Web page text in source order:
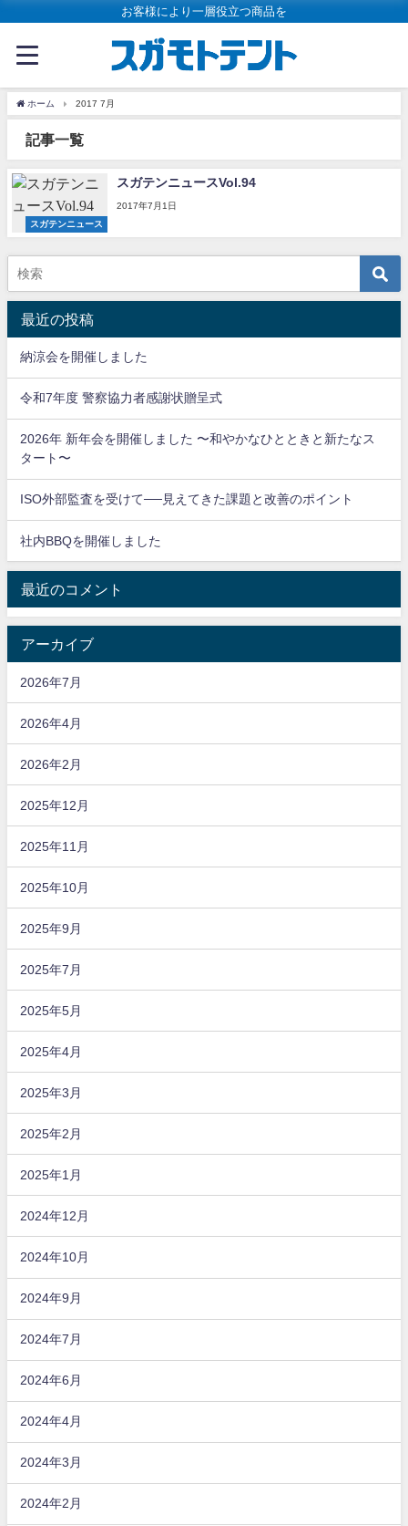
お客様により一層役立つ商品を
ホーム 2017 7月
記事一覧
スガテンニュース
スガテンニュースVol.94
2017年7月1日
最近の投稿
納涼会を開催しました
令和7年度 警察協力者感謝状贈呈式
2026年 新年会を開催しました 〜和やかなひとときと新たなス
タート〜
ISO外部監査を受けて──見えてきた課題と改善のポイント
社内BBQを開催しました
最近のコメント
アーカイブ
2026年7月
2026年4月
2026年2月
2025年12月
2025年11月
2025年10月
2025年9月
2025年7月
2025年5月
2025年4月
2025年3月
2025年2月
2025年1月
2024年12月
2024年10月
2024年9月
2024年7月
2024年6月
2024年4月
2024年3月
2024年2月